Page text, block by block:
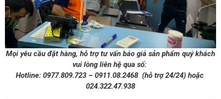
Mọi yêu cầu đặt hàng, hỗ trợ tư vấn báo giá sản phẩm quý khách
vui lòng liên hệ qua số:
Hotline: 0977.809.723– 0911.08.2468 (hỗ trợ 24/24)hoặc
024.322.47.938